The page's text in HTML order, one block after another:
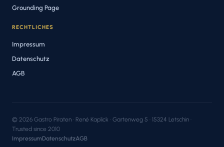
Grounding Page
RECHTLICHES
Impressum
Datenschutz
AGB
© 2026 Gastro Piraten · René Kaplick · Gartenweg 5 · 15324 Letschin ·
Trusted since 2010
ImpressumDatenschutzAGB